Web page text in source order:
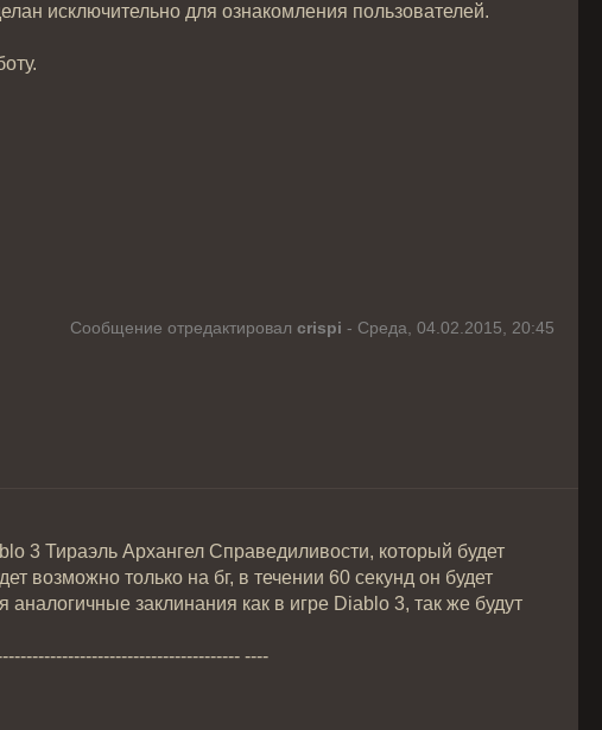
исключительно для ознакомления пользователей.
Сообщение отредактировал crispi - Среда, 04.02.2015, 20:45
3 Тираэль Архангел Справедиливости, который будет
возможно только на бг, в течении 60 секунд он будет
заклинания как в игре Diablo 3, так же будут
----